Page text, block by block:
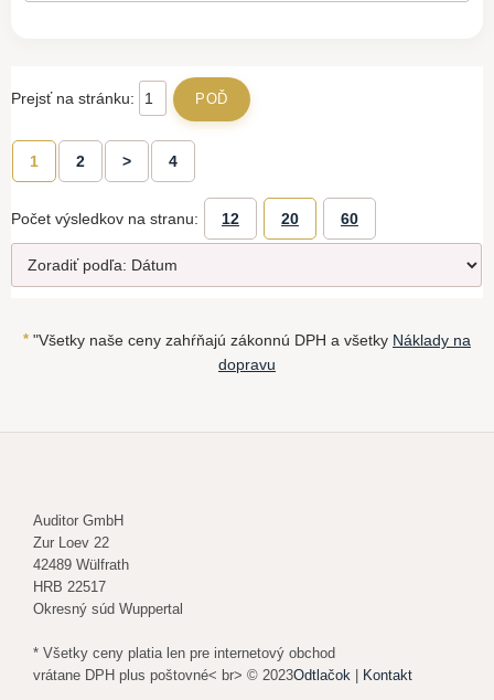
Prejsť na stránku:
1 2 > 4
Počet výsledkov na stranu: 12 20 60
* "Všetky naše ceny zahŕňajú zákonnú DPH a všetky Náklady na
dopravu
Auditor GmbH
Zur Loev 22
42489 Wülfrath
HRB 22517
Okresný súd Wuppertal
* Všetky ceny platia len pre internetový obchod
vrátane DPH plus poštovné< br> © 2023Odtlačok | Kontakt